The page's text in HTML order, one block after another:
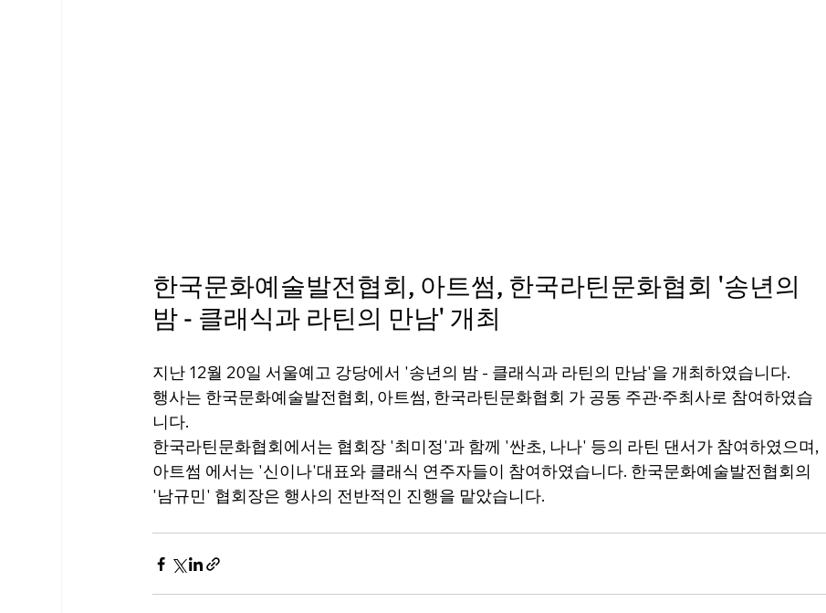
한국문화예술발전협회, 아트썸, 한국라틴문화협회 '송년의
밤 - 클래식과 라틴의 만남' 개최
지난 12월 20일 서울예고 강당에서 '송년의 밤 - 클래식과 라틴의 만남'을 개최하였습니다.
행사는 한국문화예술발전협회, 아트썸, 한국라틴문화협회 가 공동 주관·주최사로 참여하였습
니다.
한국라틴문화협회에서는 협회장 '최미정'과 함께 '싼초, 나나' 등의 라틴 댄서가 참여하였으며,
아트썸 에서는 '신이나'대표와 클래식 연주자들이 참여하였습니다. 한국문화예술발전협회의
'남규민' 협회장은 행사의 전반적인 진행을 맡았습니다.